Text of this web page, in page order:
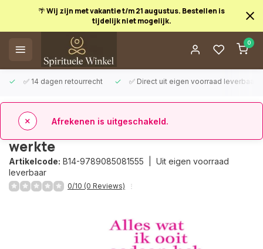
🌴 Wij zijn met vakantie t/m 21 augustus. Bestellen is
tijdelijk niet mogelijk.
0
✅ 14 dagen retourrecht ✅ Direct uit eigen voorraad leverbaar
Afrekenen is uitgeschakeld.
Alles wat ik ooit gedaan heb dat
werkte
Artikelcode: B14-9789085081555 | Uit eigen voorraad
leverbaar
0/10 (0 Reviews)